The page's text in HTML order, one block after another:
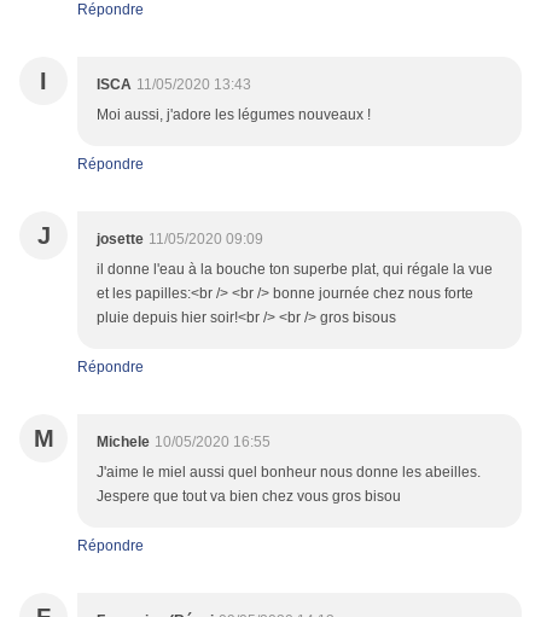
Répondre
I ISCA 11/05/2020 13:43
Moi aussi, j'adore les légumes nouveaux !
Répondre
J josette 11/05/2020 09:09
il donne l'eau à la bouche ton superbe plat, qui régale la vue
et les papilles:<br /> <br /> bonne journée chez nous forte
pluie depuis hier soir!<br /> <br /> gros bisous
Répondre
M Michele 10/05/2020 16:55
J'aime le miel aussi quel bonheur nous donne les abeilles.
Jespere que tout va bien chez vous gros bisou
Répondre